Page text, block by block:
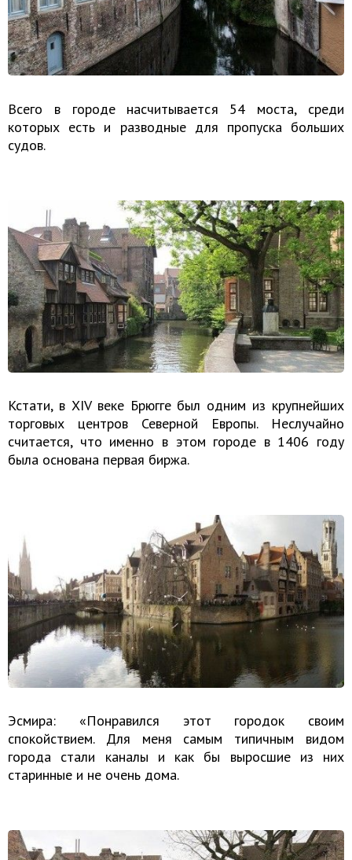
Всего в городе насчитывается 54 моста, среди
которых есть и разводные для пропуска больших
судов.
Кстати, в XIV веке Брюгге был одним из крупнейших
торговых центров Северной Европы. Неслучайно
считается, что именно в этом городе в 1406 году
была основана первая биржа.
Эсмира: «Понравился этот городок своим
спокойствием. Для меня самым типичным видом
города стали каналы и как бы выросшие из них
старинные и не очень дома.